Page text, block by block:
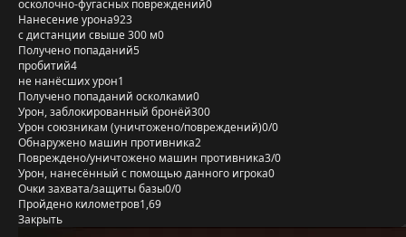
осколочно-фугасных повреждений0
Нанесение урона923
с дистанции свыше 300 м0
Получено попаданий5
пробитий4
не нанёсших урон1
Получено попаданий осколками0
Урон, заблокированный бронёй300
Урон союзникам (уничтожено/повреждений)0/0
Обнаружено машин противника2
Повреждено/уничтожено машин противника3/0
Урон, нанесённый с помощью данного игрока0
Очки захвата/защиты базы0/0
Пройдено километров1,69
Закрыть